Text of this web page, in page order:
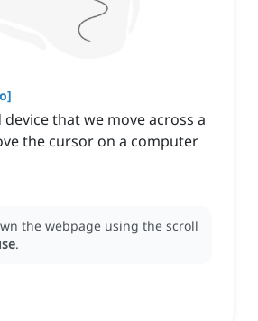
]
that we move across a
the cursor on a computer
the webpage using the scroll
.